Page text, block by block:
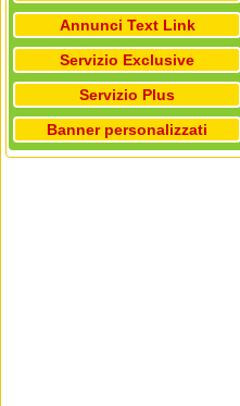
Annunci Text Link
Servizio Exclusive
Servizio Plus
Banner personalizzati